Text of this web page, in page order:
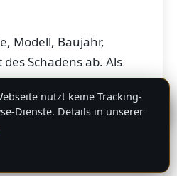
Modell, Baujahr,
Schadens ab. Als
mit Motorschaden
der Karosserie und
hundert bis
Schicken Sie uns die
von uns eine
💬
nutzt keine Tracking-
Dienste. Details in unserer